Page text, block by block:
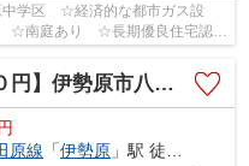
中学区 ☆経済的な都市ガス設
☆南庭あり ☆長期優良住宅認定
ニ・ドラッグ...
八幡台3期 新築一戸建て 全3棟
原線 「伊勢原 」駅 徒歩17分